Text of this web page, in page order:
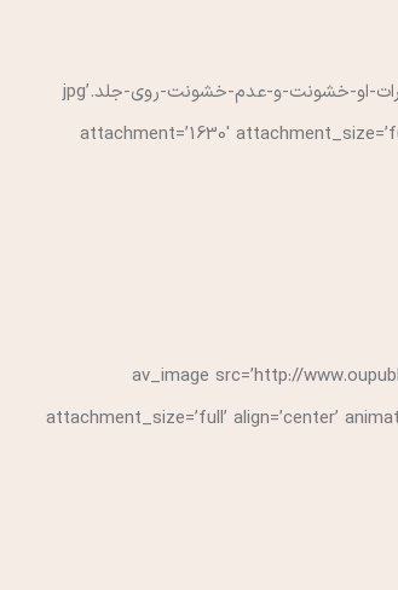
[av_image src=’http://www.oupublic.com/mohtava/uploads/2015/01/انتشارات-او-خشونت-و-عدم-خشونت-روی-جلد.jpg’
attachment=’1630′
[av_image src=’http://
attachment_size=’full’ align=’center’